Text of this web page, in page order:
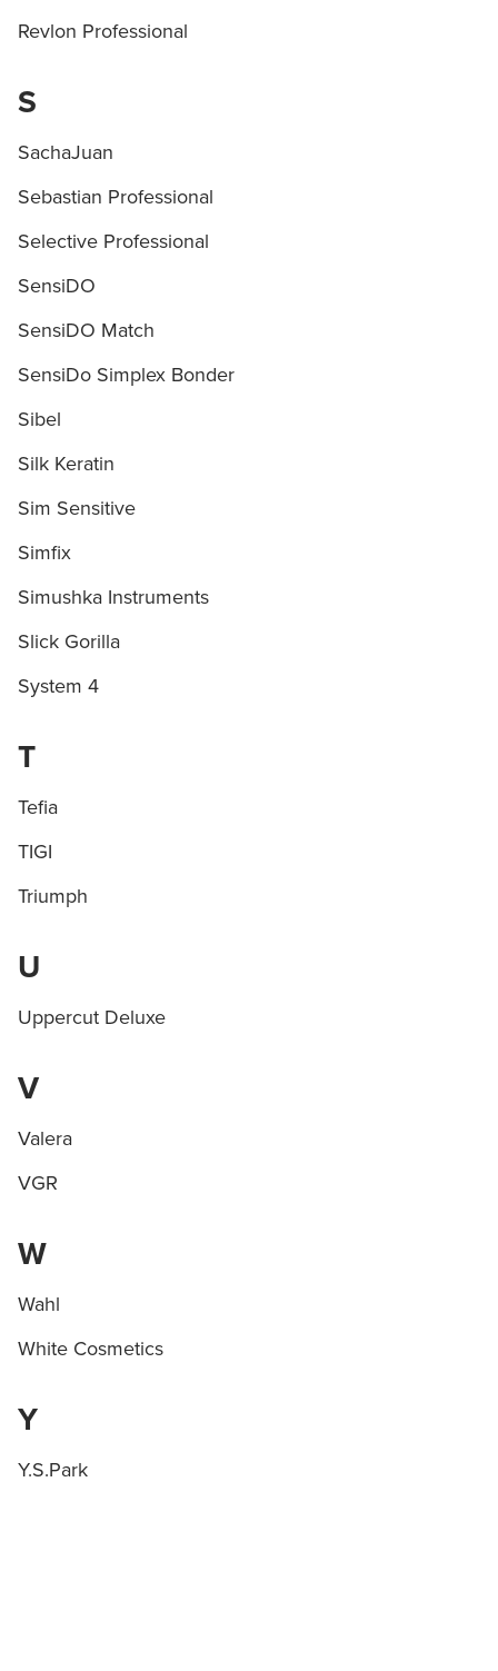
Revlon Professional
S
SachaJuan
Sebastian Professional
Selective Professional
SensiDO
SensiDO Match
SensiDo Simplex Bonder
Sibel
Silk Keratin
Sim Sensitive
Simfix
Simushka Instruments
Slick Gorilla
System 4
T
Tefia
TIGI
Triumph
U
Uppercut Deluxe
V
Valera
VGR
W
Wahl
White Cosmetics
Y
Y.S.Park